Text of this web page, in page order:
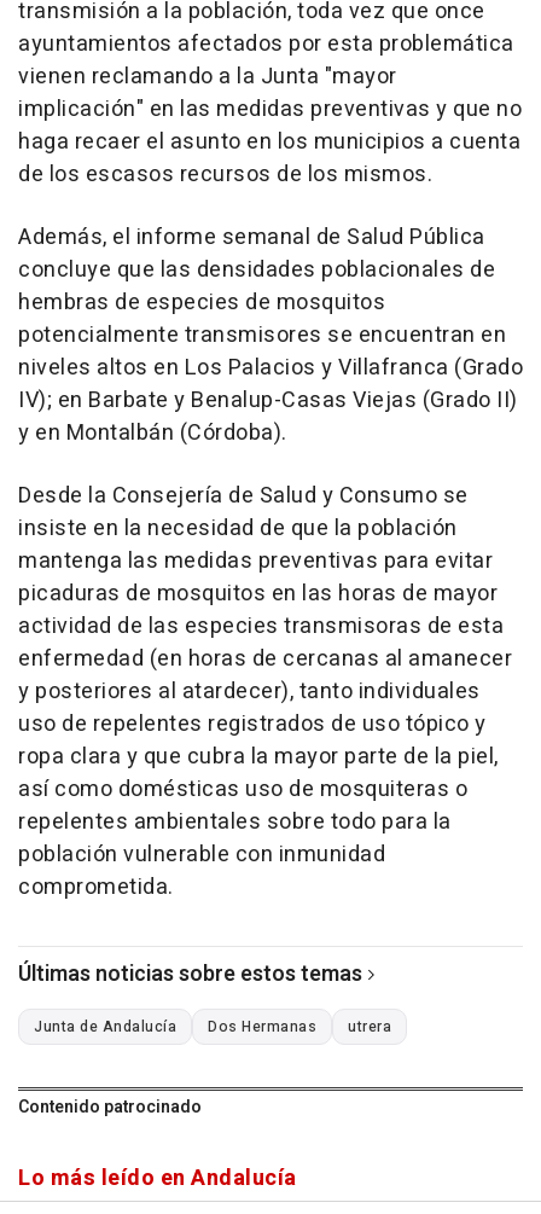
transmisión a la población, toda vez que once
ayuntamientos afectados por esta problemática
vienen reclamando a la Junta "mayor
implicación" en las medidas preventivas y que no
haga recaer el asunto en los municipios a cuenta
de los escasos recursos de los mismos.
Además, el informe semanal de Salud Pública
concluye que las densidades poblacionales de
hembras de especies de mosquitos
potencialmente transmisores se encuentran en
niveles altos en Los Palacios y Villafranca (Grado
IV); en Barbate y Benalup-Casas Viejas (Grado II)
y en Montalbán (Córdoba).
Desde la Consejería de Salud y Consumo se
insiste en la necesidad de que la población
mantenga las medidas preventivas para evitar
picaduras de mosquitos en las horas de mayor
actividad de las especies transmisoras de esta
enfermedad (en horas de cercanas al amanecer
y posteriores al atardecer), tanto individuales
uso de repelentes registrados de uso tópico y
ropa clara y que cubra la mayor parte de la piel,
así como domésticas uso de mosquiteras o
repelentes ambientales sobre todo para la
población vulnerable con inmunidad
comprometida.
Últimas noticias sobre estos temas
Junta de Andalucía Dos Hermanas utrera
Contenido patrocinado
Lo más leído en Andalucía